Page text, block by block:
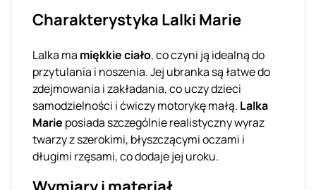
Charakterystyka Lalki Marie
Lalka ma miękkie ciało, co czyni ją idealną do
przytulania i noszenia. Jej ubranka są łatwe do
zdejmowania i zakładania, co uczy dzieci
samodzielności i ćwiczy motorykę małą. Lalka
Marie posiada szczególnie realistyczny wyraz
twarzy z szerokimi, błyszczącymi oczami i
długimi rzęsami, co dodaje jej uroku.